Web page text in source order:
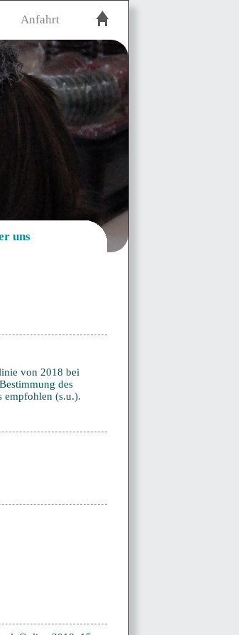
Anfahrt
uns
von 2018 bei
des
empfohlen (s.u.).